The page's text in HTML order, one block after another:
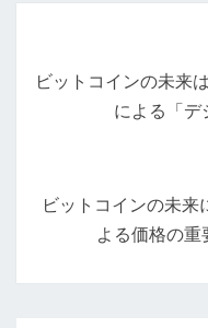
ナビットコインの未来
による「デ
ビットコインの未来
よる価格の重